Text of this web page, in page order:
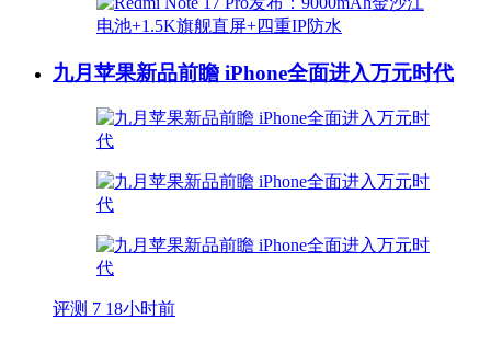
九月苹果新品前瞻 iPhone全面进入万元时代
评测 7 18小时前